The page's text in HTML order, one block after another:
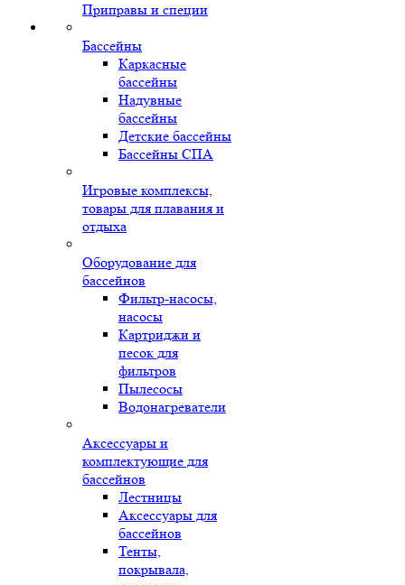
Приправы и специи
Бассейны
Каркасные
бассейны
Надувные
бассейны
Детские бассейны
Бассейны СПА
Игровые комплексы,
товары для плавания и
отдыха
Оборудование для
бассейнов
Фильтр-насосы,
насосы
Картриджи и
песок для
фильтров
Пылесосы
Водонагреватели
Аксессуары и
комплектующие для
бассейнов
Лестницы
Аксессуары для
бассейнов
Тенты,
покрывала,